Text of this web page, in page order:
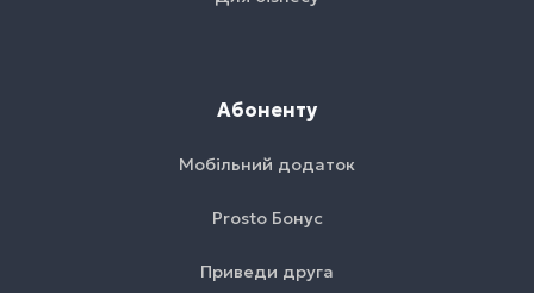
Абоненту
Мобільний додаток
Prosto Бонус
Приведи друга